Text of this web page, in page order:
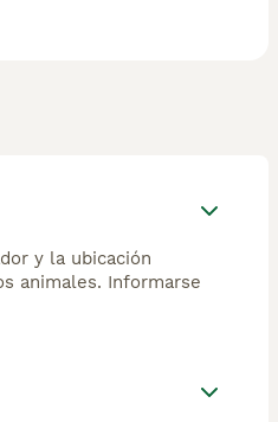
y la ubicación
animales. Informarse